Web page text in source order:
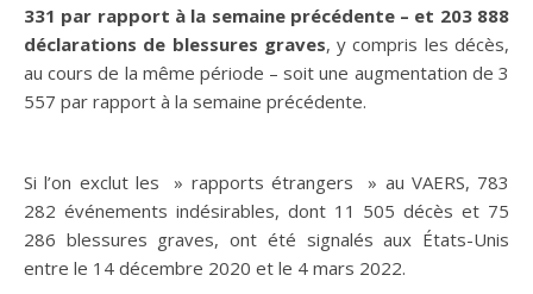
331 par rapport à la semaine précédente – et 203 888
déclarations de blessures graves, y compris les décès,
au cours de la même période – soit une augmentation de 3
557 par rapport à la semaine précédente.
Si l’on exclut les » rapports étrangers » au VAERS, 783
282 événements indésirables, dont 11 505 décès et 75
286 blessures graves, ont été signalés aux États-Unis
entre le 14 décembre 2020 et le 4 mars 2022.